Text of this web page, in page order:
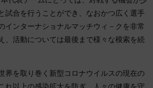
試合を行うことができ、なおかつ広く 選手
インターナショナルマッチウィ－クを非常
え、活動については最後まで様々な模索を続
界を取り 巻く新型コロナウイルスの現在の